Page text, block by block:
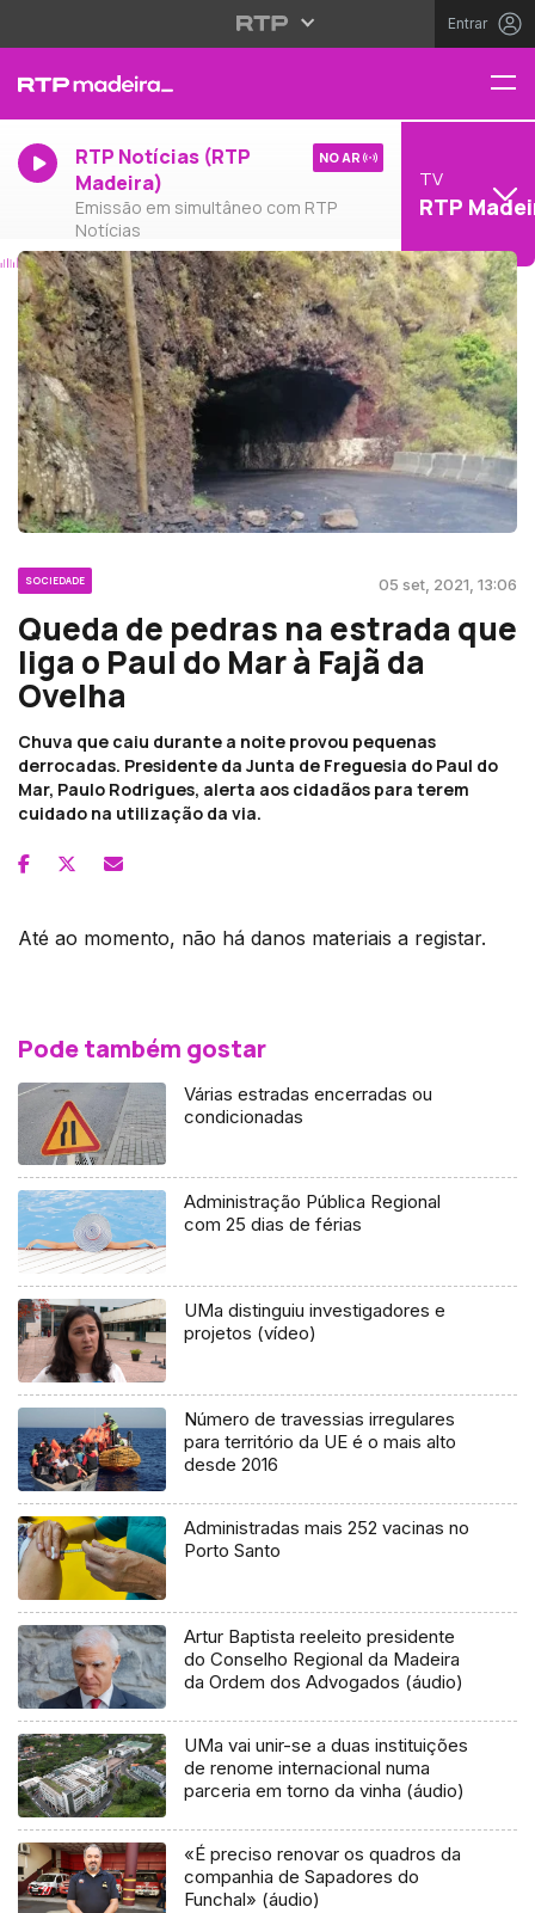
Entrar
RTP Notícias (RTP
Madeira)
Emissão em simultâneo com RTP
Notícias
NO AR
TV
RTP
SOCIEDADE 05 set, 2021, 13:06
Queda de pedras na estrada que
liga o Paul do Mar à Fajã da
Ovelha
Chuva que caiu durante a noite provou pequenas
derrocadas. Presidente da Junta de Freguesia do Paul do
Mar, Paulo Rodrigues, alerta aos cidadãos para terem
cuidado na utilização da via.
Até ao momento, não há danos materiais a registar.
Pode também gostar
Várias estradas encerradas ou
condicionadas
Administração Pública Regional
com 25 dias de férias
UMa distinguiu investigadores e
projetos (vídeo)
Número de travessias irregulares
para território da UE é o mais alto
desde 2016
Administradas mais 252 vacinas no
Porto Santo
Artur Baptista reeleito presidente
do Conselho Regional da Madeira
da Ordem dos Advogados (áudio)
UMa vai unir-se a duas instituições
de renome internacional numa
parceria em torno da vinha (áudio)
«É preciso renovar os quadros da
companhia de Sapadores do
Funchal» (áudio)